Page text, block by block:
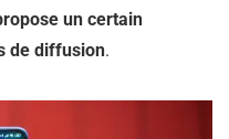
un certain
de diffusion.